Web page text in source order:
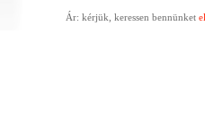
Ár: kérjük, keressen bennünket